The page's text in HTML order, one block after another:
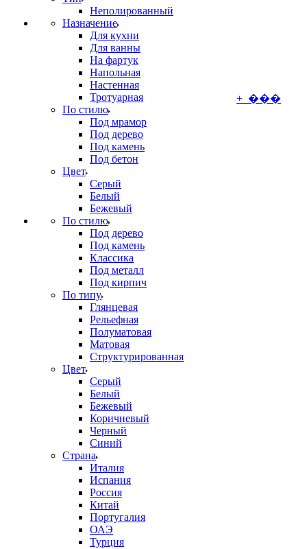
Неполированный
Назначение
Для кухни
Для ванны
На фартук
Напольная
Настенная
Тротуарная
По стилю
Под мрамор
Под дерево
Под камень
Под бетон
Цвет
Серый
Белый
Бежевый
По стилю
Под дерево
Под камень
Классика
Под металл
Под кирпич
По типу
Глянцевая
Рельефная
Полуматовая
Матовая
Структурированная
Цвет
Серый
Белый
Бежевый
Коричневый
Черный
Синий
Страна
Италия
Испания
Россия
Китай
Португалия
ОАЭ
Турция
+ ���